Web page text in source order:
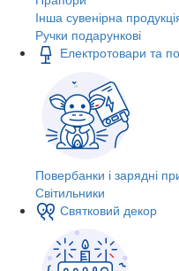
Інша сувенірна
Ручки подарункові
Електротовари та
Повербанки і зарядні
Світильники
Святковий декор